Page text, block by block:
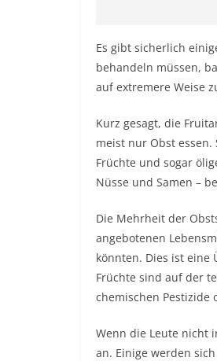
Es gibt sicherlich
behandeln müssen,
auf extremere Weise
Kurz gesagt, die
meist nur Obst
Früchte und sogar
Nüsse und Samen –
Die Mehrheit der
angebotenen
könnten. Dies ist eine
Früchte sind auf der
chemischen Pestizide
Wenn die Leute nicht
an. Einige werden